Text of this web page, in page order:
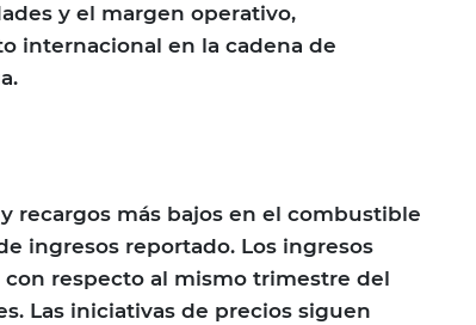
y el margen operativo,
internacional en la cadena de
recargos más bajos en el combustible
ingresos reportado. Los ingresos
con respecto al mismo trimestre del
Las iniciativas de precios siguen